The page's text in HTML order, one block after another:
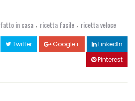
fatto in casa , ricetta facile , ricetta veloce
Twitter Google+
LinkedIn
Pinterest